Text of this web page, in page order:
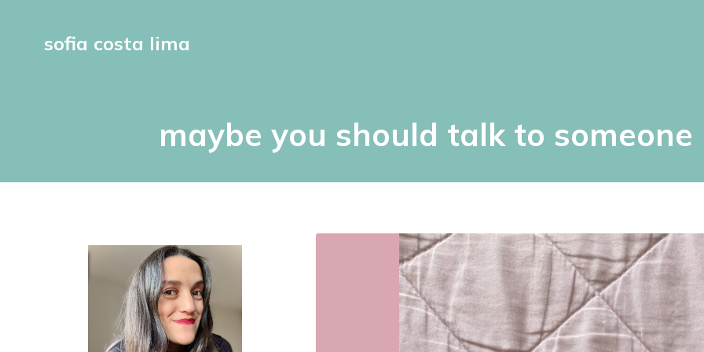
sofia costa lima
maybe you should talk to